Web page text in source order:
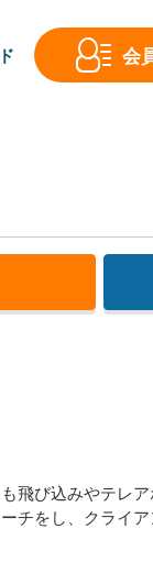
会
飛び込みやテレ
チをし、クライ